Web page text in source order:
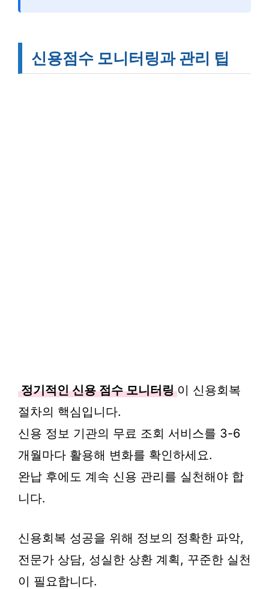
신용점수 모니터링과 관리 팁
정기적인 신용 점수 모니터링 이 신용회복
절차의 핵심입니다.
신용 정보 기관의 무료 조회 서비스를 3-6
개월마다 활용해 변화를 확인하세요.
완납 후에도 계속 신용 관리를 실천해야 합
니다.
신용회복 성공을 위해 정보의 정확한 파악,
전문가 상담, 성실한 상환 계획, 꾸준한 실천
이 필요합니다.